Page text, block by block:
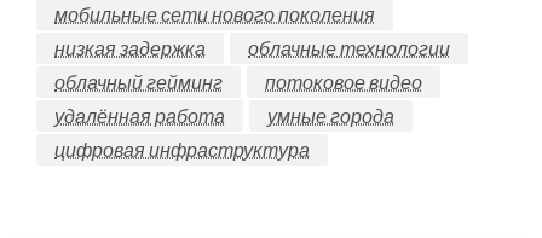
мобильные сети нового поколения
низкая задержка
облачные технологии
облачный гейминг
потоковое видео
удалённая работа
умные города
цифровая инфраструктура